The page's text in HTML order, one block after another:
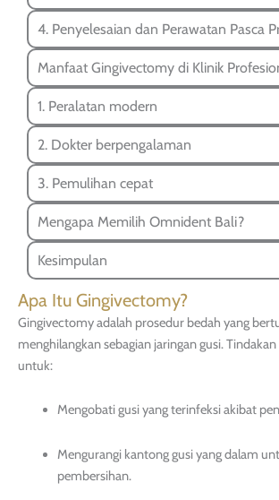
4. Penyelesaian dan Perawatan Pasca
Manfaat Gingivectomy di Klinik
1. Peralatan modern​
2. Dokter berpengalaman
3. Pemulihan cepat
Mengapa Memilih Omnident Bali?
Kesimpulan
Apa Itu Gingivectomy?
Gingivectomy adalah prosedur bedah yang
menghilangkan sebagian jaringan gusi.
untuk:
Mengobati gusi yang terinfeksi akibat
Mengurangi kantong gusi yang dalam
pembersihan.